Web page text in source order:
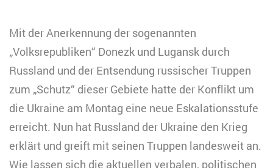
Mit der Anerkennung der sogenannten
„Volksrepubliken“ Donezk und Lugansk durch
Russland und der Entsendung russischer Truppen
zum „Schutz“ dieser Gebiete hatte der Konflikt um
die Ukraine am Montag eine neue Eskalationsstufe
erreicht. Nun hat Russland der Ukraine den Krieg
erklärt und greift mit seinen Truppen landesweit an.
Wie lassen sich die aktuellen verbalen, politischen